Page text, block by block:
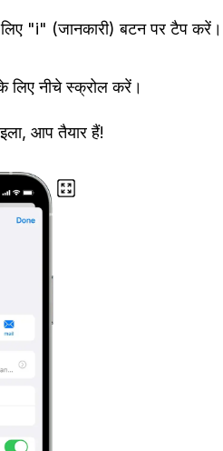
"i" (जानकारी) बटन पर टैप करें।
नीचे स्क्रोल करें।
आप तैयार हैं!